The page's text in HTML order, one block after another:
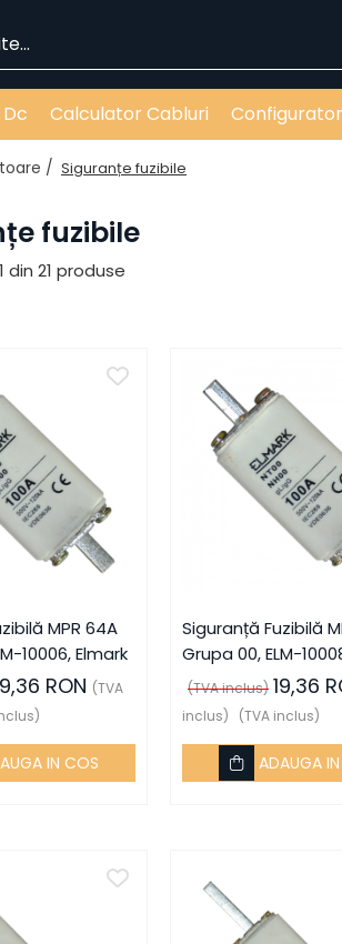
Calculator Cabluri
/ Siguranțe fuzibile
fuzibile
din 21 produse
MPR 64A
10006, Elmark
RON (TVA
IN COS
Siguranță Fuzibilă
Grupa 00, ELM-
(TVA inclus) 19,36
inclus)
(TVA inclus)
ADAUGA